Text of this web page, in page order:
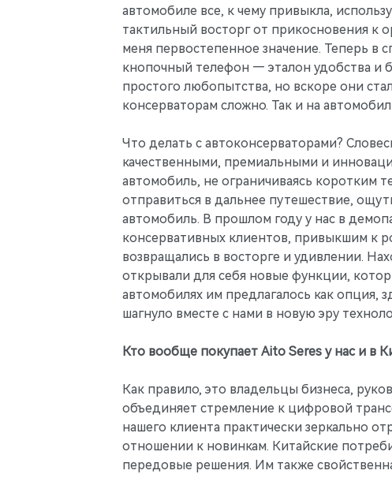
автомобиле все, к чему привыкла,
тактильный восторг от прикосновения к
меня первостепенное значение. Теперь в
кнопочный телефон — эталон удобства и
простого любопытства, но вскоре они
консерваторам сложно. Так и на
Что делать с автоконсерваторами?
качественными, премиальными и
автомобиль, не ограничиваясь коротким
отправиться в дальнее путешествие,
автомобиль. В прошлом году у нас в
консервативных клиентов, привыкшим к
возвращались в восторге и удивлении.
открывали для себя новые функции,
автомобилях им предлагалось как опция,
шагнуло вместе с нами в новую эру
Кто вообще покупает Aito Seres у нас и в
Как правило, это владельцы бизнеса,
объединяет стремление к цифровой
нашего клиента практически зеркально
отношении к новинкам. Китайские
передовые решения. Им также